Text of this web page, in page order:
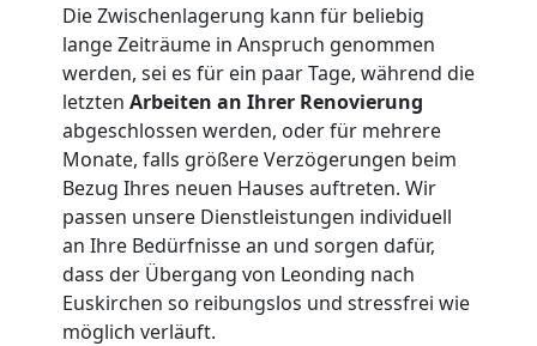
Die Zwischenlagerung kann für beliebig
lange Zeiträume in Anspruch genommen
werden, sei es für ein paar Tage, während die
letzten Arbeiten an Ihrer Renovierung
abgeschlossen werden, oder für mehrere
Monate, falls größere Verzögerungen beim
Bezug Ihres neuen Hauses auftreten. Wir
passen unsere Dienstleistungen individuell
an Ihre Bedürfnisse an und sorgen dafür,
dass der Übergang von Leonding nach
Euskirchen so reibungslos und stressfrei wie
möglich verläuft.